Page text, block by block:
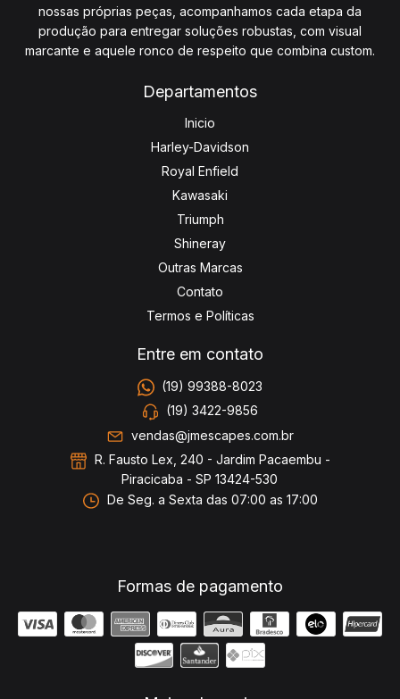
nossas próprias peças, acompanhamos cada etapa da
produção para entregar soluções robustas, com visual
marcante e aquele ronco de respeito que combina custom.
Departamentos
Inicio
Harley-Davidson
Royal Enfield
Kawasaki
Triumph
Shineray
Outras Marcas
Contato
Termos e Políticas
Entre em contato
(19) 99388-8023
(19) 3422-9856
vendas@jmescapes.com.br
R. Fausto Lex, 240 - Jardim Pacaembu -
Piracicaba - SP 13424-530
De Seg. a Sexta das 07:00 as 17:00
Formas de pagamento